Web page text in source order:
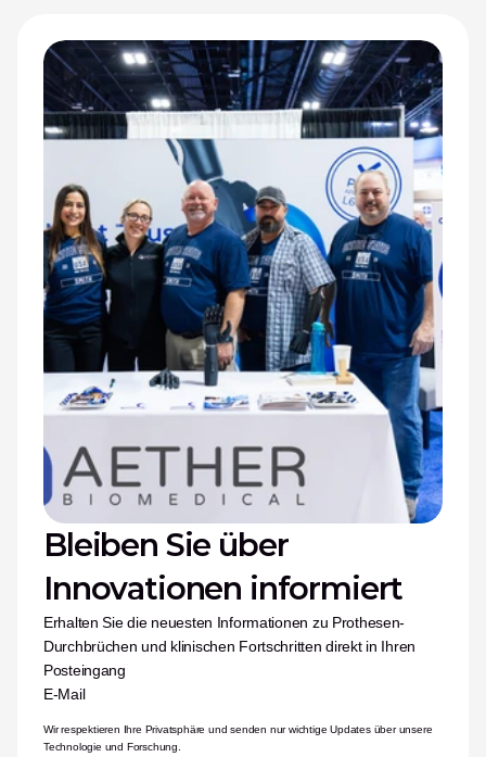
Bleiben Sie über
Innovationen informiert
Erhalten Sie die neuesten Informationen zu Prothesen-
Durchbrüchen und klinischen Fortschritten direkt in Ihren
Posteingang
E-Mail
Wir respektieren Ihre Privatsphäre und senden nur wichtige Updates über unsere
Technologie und Forschung.